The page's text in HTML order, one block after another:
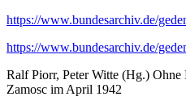
https://www.bundesarchiv.de/
https://www.bundesarchiv.de/
Ralf Piorr, Peter Witte (Hg.)
Zamosc im April 1942